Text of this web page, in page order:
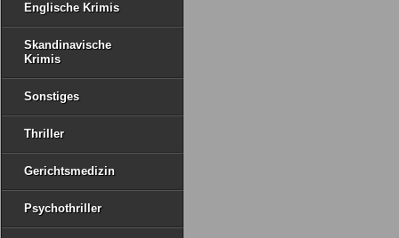
Englische Krimis
Skandinavische
Krimis
Sonstiges
Thriller
Gerichtsmedizin
Psychothriller